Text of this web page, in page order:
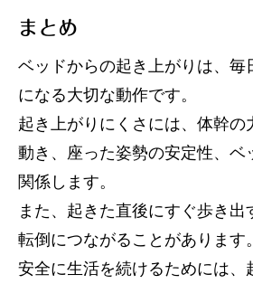
まとめ
ベッドからの起き上がりは、毎
になる大切な動作です。
起き上がりにくさには、体幹の
動き、座った姿勢の安定性、ベ
関係します。
また、起きた直後にすぐ歩き出
転倒につながることがあります。
安全に生活を続けるためには、